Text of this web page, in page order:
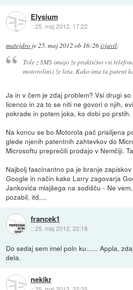
Elysium
::25. maj 2012, 17:22
matejdro je25. maj 2012 ob 16:26izjavil:
Tole z SMS imajo že praktično vsi
motorolini) že leta. Kako ima ta patent
Ja in v čem je zdaj problem? Vsi drugi
licenco in za to se niti ne govori o njih,
pokrade in potem joka, ko dobi po prstih.
Na koncu se bo Motorola pač prisiljena
glede njenih patentnih zahtevkov do
Microsoftu preprečili prodajo v Nemčiji.
Najbolj fascinantno pa je branje
Google in način kako Larry zagovarja
Jankovića mlajšega na sodišču - Ne
pozabil, itd,...
francek1
::25. maj 2012, 22:18
Do sedaj sem imel poln ku...... Appla,
dela.
nekikr